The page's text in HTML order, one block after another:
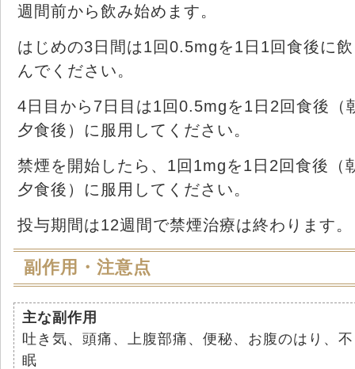
週間前から飲み始めます。
はじめの3日間は1回0.5mgを1日1回食後に飲
んでください。
4日目から7日目は1回0.5mgを1日2回食後（
夕食後）に服用してください。
禁煙を開始したら、1回1mgを1日2回食後（
夕食後）に服用してください。
投与期間は12週間で禁煙治療は終わります。
副作用・注意点
主な副作用
吐き気、頭痛、上腹部痛、便秘、お腹のはり、不
眠